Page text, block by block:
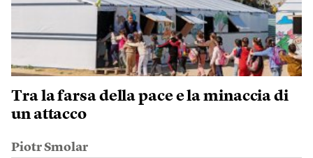
Tra la farsa della pace e la minaccia di
un attacco
Piotr Smolar